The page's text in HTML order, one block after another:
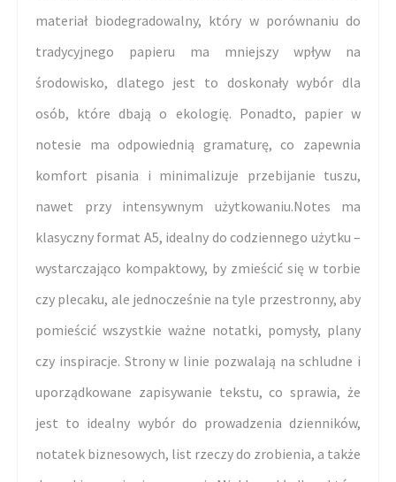
materiał biodegradowalny, który w porównaniu do
tradycyjnego papieru ma mniejszy wpływ na
środowisko, dlatego jest to doskonały wybór dla
osób, które dbają o ekologię. Ponadto, papier w
notesie ma odpowiednią gramaturę, co zapewnia
komfort pisania i minimalizuje przebijanie tuszu,
nawet przy intensywnym użytkowaniu.Notes ma
klasyczny format A5, idealny do codziennego użytku –
wystarczająco kompaktowy, by zmieścić się w torbie
czy plecaku, ale jednocześnie na tyle przestronny, aby
pomieścić wszystkie ważne notatki, pomysły, plany
czy inspiracje. Strony w linie pozwalają na schludne i
uporządkowane zapisywanie tekstu, co sprawia, że
jest to idealny wybór do prowadzenia dzienników,
notatek biznesowych, list rzeczy do zrobienia, a także